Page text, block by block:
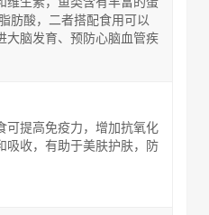
肪酸，二者搭配食用可以
大脑发育、预防心脑血管疾
可提高免疫力，增加抗氧化
吸收，有助于美肤护肤，防